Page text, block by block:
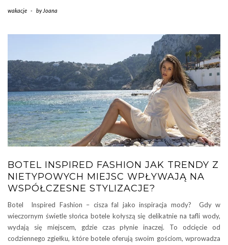
wakacje - by Joana
BOTEL INSPIRED FASHION JAK TRENDY Z
NIETYPOWYCH MIEJSC WPŁYWAJĄ NA
WSPÓŁCZESNE STYLIZACJE?
Botel Inspired Fashion – cisza fal jako inspiracja mody? Gdy w
wieczornym świetle słońca botele kołyszą się delikatnie na tafli wody,
wydają się miejscem, gdzie czas płynie inaczej. To odcięcie od
codziennego zgiełku, które botele oferują swoim gościom, wprowadza